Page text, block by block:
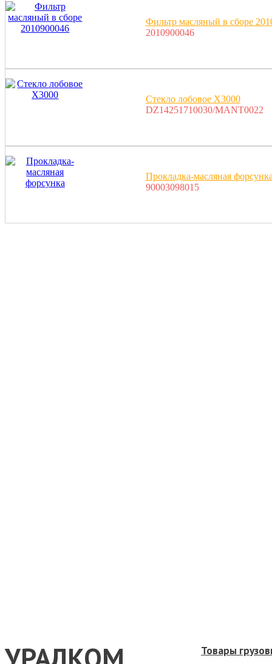
Фильтр масляный в сборе
2010900046
Стекло лобовое X3000
DZ14251710030/MANT0022
Прокладка-масляная
90003098015
Товары